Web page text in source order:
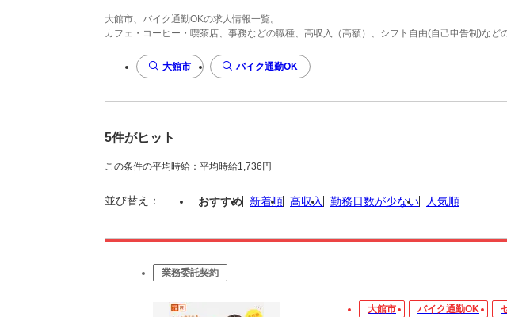
大館市、バイク通勤OKの求人情報一覧。
カフェ・コーヒー・喫茶店、事務などの職種、高収入（高額）、シフト自由(自己申告制)など
大館市 バイク通勤OK
5件がヒット
この条件の平均時給：平均時給1,736円
並び替え： おすすめ 新着順 高収入 勤務日数が少ない 人気順
業務委託契約
大館市 バイク通勤OK